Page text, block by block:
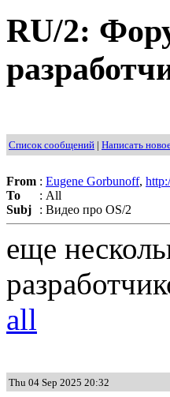
RU/2:
Список сообщений | Написать
From : Eugene Gorbunoff,
To
: All
Subj
: Видео про OS/2
еще
all
Thu 04 Sep 2025 20:32